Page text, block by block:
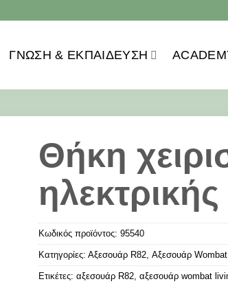
ΓΝΏΣΗ & ΕΚΠΑΊΔΕΥΣΗ
Θήκη
Κωδικός προϊόντος: 95540
Κατηγορίες: Αξεσουάρ R82, Αξεσουάρ
Ετικέτες: αξεσουάρ R82, αξεσουάρ wombat